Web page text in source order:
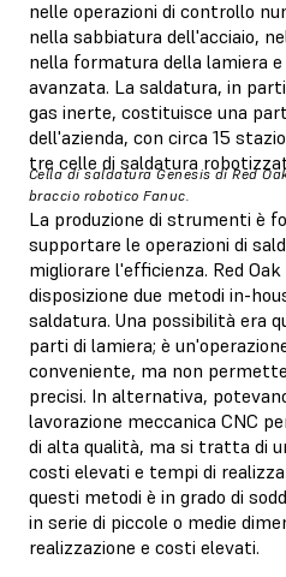
nelle operazioni di controllo
nella sabbiatura dell'acciaio,
nella formatura della lamiera
avanzata. La saldatura, in
gas inerte, costituisce una
dell'azienda, con circa 15
tre celle di saldatura
Cella di saldatura Genesis di Red
braccio robotico Fanuc.
La produzione di strumenti è
supportare le operazioni di
migliorare l'efficienza. Red
disposizione due metodi in-
saldatura. Una possibilità era
parti di lamiera; è
conveniente, ma non
precisi. In alternativa,
lavorazione meccanica CNC
di alta qualità, ma si tratta di
costi elevati e tempi di
questi metodi è in grado di
in serie di piccole o medie
realizzazione e costi elevati.